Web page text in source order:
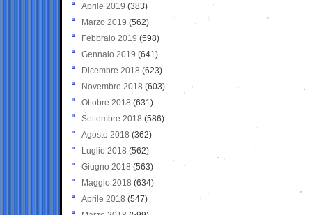
Aprile 2019 (383)
Marzo 2019 (562)
Febbraio 2019 (598)
Gennaio 2019 (641)
Dicembre 2018 (623)
Novembre 2018 (603)
Ottobre 2018 (631)
Settembre 2018 (586)
Agosto 2018 (362)
Luglio 2018 (562)
Giugno 2018 (563)
Maggio 2018 (634)
Aprile 2018 (547)